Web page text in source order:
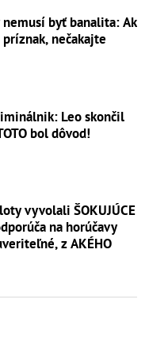
byť banalita: Ak
nečakajte
Leo skončil
bol dôvod!
vyvolali ŠOKUJÚCE
na horúčavy
z AKÉHO